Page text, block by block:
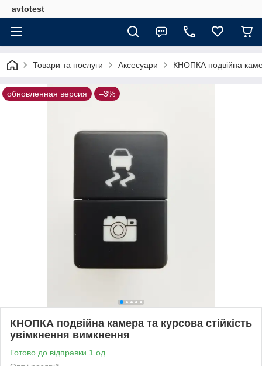
avtotest
Товари та послуги Аксесуари КНОПКА подвійна
обновленная версия –3%
КНОПКА подвійна камера та курсова стійкість
увімкнення вимкнення
Готово до відправки 1 од.